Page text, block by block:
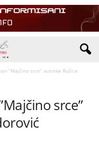
”Majčino srce” autorke Ružice
srce”